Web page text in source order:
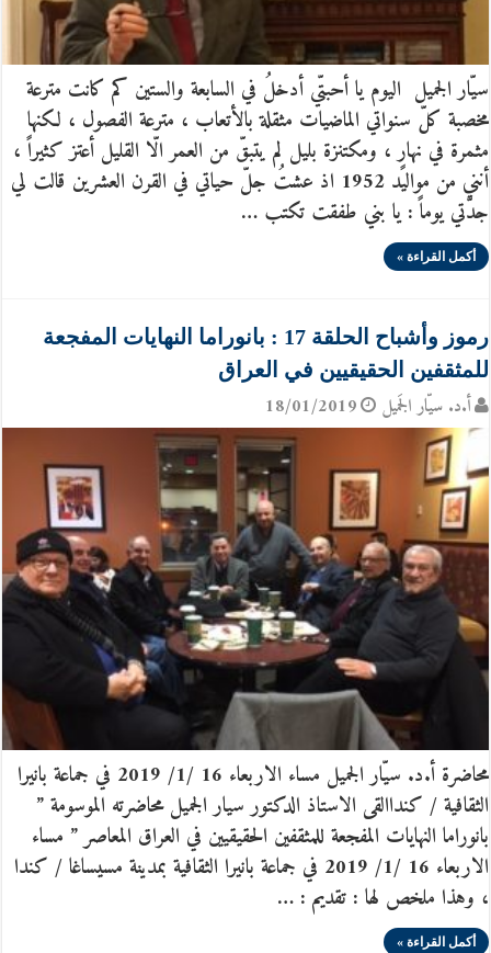
سيّار الجميل اليوم يا أحبتّي أدخلُ في السابعة والستين كم كانت مترعة
مخصبة كلّ سنواتي الماضيات مثقلة بالأتعاب ، مترعة الفصول ، لكنها
مثمرة في نهارٍ ، ومكتنزة بليل لم يتبقّ من العمر الّا القليل أعتز كثيراً ،
أنني من مواليد 1952 اذ عشتُ جلّ حياتي في القرن العشرين قالت لي
جدّتي يوماً : يا بني طفقت تكتب …
أكمل القراءة »
رموز وأشباح الحلقة 17 : بانوراما النهايات المفجعة
للمثقفين الحقيقيين في العراق
أ.د. سيّار الجَميل 18/01/2019
محاضرة أ.د. سيّار الجميل مساء الاربعاء 16 /1/ 2019 في جماعة بانيرا
الثقافية / كنداالقى الاستاذ الدكتور سيار الجميل محاضرته الموسومة ”
بانوراما النهايات المفجعة للمثقفين الحقيقيين في العراق المعاصر ” مساء
الاربعاء 16 /1/ 2019 في جماعة بانيرا الثقافية بمدينة مسيساغا / كندا
، وهذا ملخص لها : تقديم : …
أكمل القراءة »